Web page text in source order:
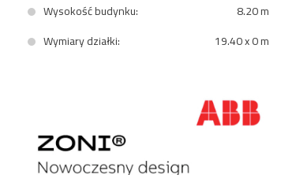
Wysokość budynku:
8.20 m
Wymiary działki:
19.40 x 0 m